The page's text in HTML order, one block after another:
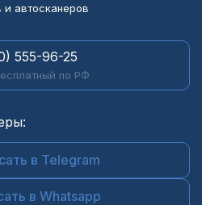
и автосканеров
555-96-25
по РФ
в Telegram
в Whatsapp